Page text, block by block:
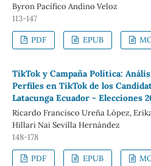
Byron Pacífico Andino Veloz
113-147
PDF EPUB
TikTok y Campaña Política:
Perfiles en TikTok de los
Latacunga Ecuador - Elecciones
Ricardo Francisco Ureña López,
Hillari Nai Sevilla Hernández
148-178
PDF EPUB